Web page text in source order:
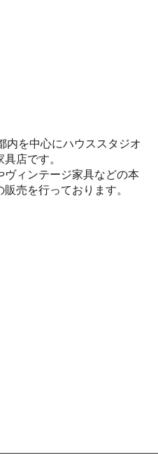
都内を中心にハウススタジオ
店です。
ィンテージ家具などの本
売を行っております。